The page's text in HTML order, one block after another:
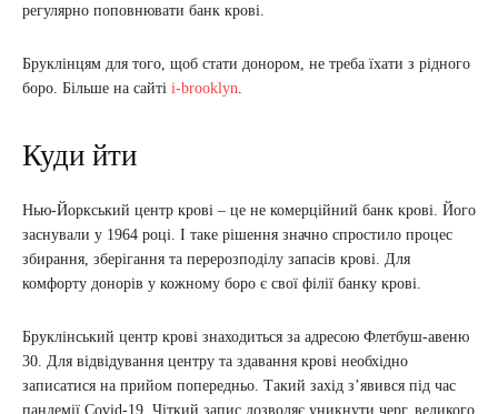
регулярно поповнювати банк крові.
Бруклінцям для того, щоб стати донором, не треба їхати з рідного
боро. Більше на сайті i-brooklyn
Куди йти
Нью-Йоркський центр крові – це не комерційний банк крові. Його
заснували у 1964 році. І таке рішення значно спростило процес
збирання, зберігання та перерозподілу запасів крові. Для
комфорту донорів у кожному боро є свої філії банку крові.
Бруклінський центр крові знаходиться за адресою Флетбуш-авеню
30. Для відвідування центру та здавання крові необхідно
записатися на прийом попередньо. Такий захід з’явився під час
пандемії Covid-19. Чіткий запис дозволяє уникнути черг, великого